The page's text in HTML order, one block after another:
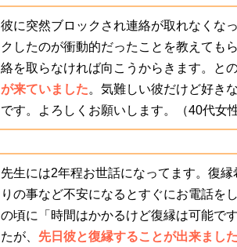
彼に突然ブロックされ連絡が取れなくな
クしたのが衝動的だったことを教えても
絡を取らなければ向こうからきます。と
が来ていました。気難しい彼だけど好き
です。よろしくお願いします。（40代女性
先生には2年程お世話になってます。復
りの事など不安になるとすぐにお電話を
の頃に「時間はかかるけど復縁は可能で
たが、 先日彼と復縁することが出来ました